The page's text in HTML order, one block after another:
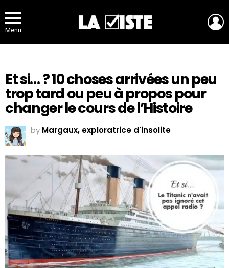
Menu
Et si… ? 10 choses arrivées un peu
trop tard ou peu à propos pour
changer le cours de l’Histoire
by Margaux, exploratrice d'insolite